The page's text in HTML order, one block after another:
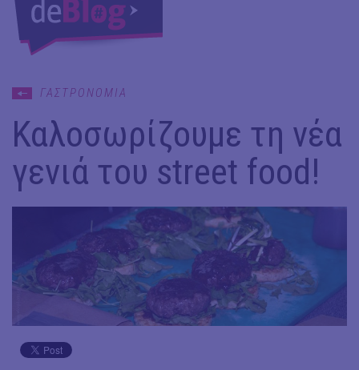
ΓΑΣΤΡΟΝΟΜΙΑ
Καλοσωρίζουμε τη νέα
γενιά του street food!